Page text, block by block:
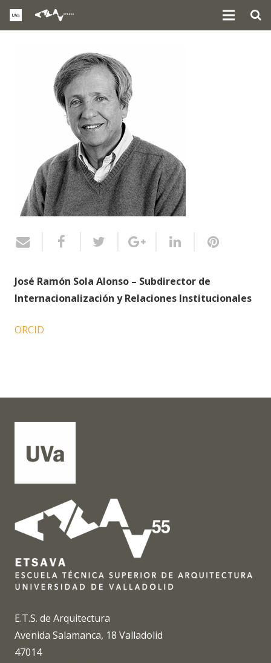
José Ramón Sola Alonso – Subdirector de
Internacionalización y Relaciones Institucionales
ORCID
E.T.S. de Arquitectura
Avenida Salamanca, 18 Valladolid
47014